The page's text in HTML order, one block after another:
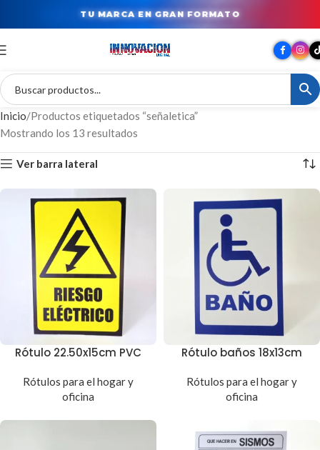
TU MARCA EN GRAN FORMATO
Inicio Productos etiquetados “señaletica”
Mostrando los 13 resultados
Ver barra lateral
Rótulo 22.50x15cm PVC
Rótulos para el hogar y
oficina
Rótulo baños 18x13cm
Rótulos para el hogar y
oficina